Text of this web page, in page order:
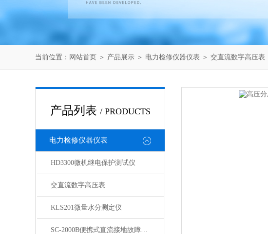
当前位置： 网站首页 ＞ 产品展示 ＞ 电力检修仪器仪表 ＞ 交直流数字高压表
产品列表 / PRODUCTS
电力检修仪器仪表
HD3300微机继电保护测试仪
交直流数字高压表
KLS201微量水分测定仪
SC-2000B便携式直流接地故障检测仪